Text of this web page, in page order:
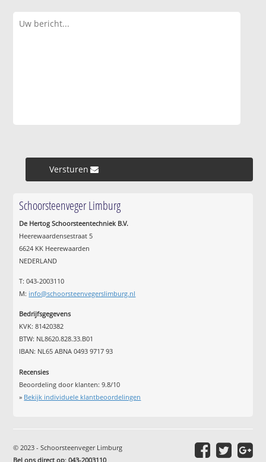
Versturen »
Schoorsteenveger Limburg
De Hertog Schoorsteentechniek B.V.
Heerewaardensestraat 5
6624 KK Heerewaarden
NEDERLAND
T: 043-2003110
M: info@schoorsteenvegerslimburg.nl
Bedrijfsgegevens
KVK: 81420382
BTW: NL8620.828.33.B01
IBAN: NL65 ABNA 0493 9717 93
Recensies
Beoordeling door klanten:9.8/10
» Bekijk individuele klantbeoordelingen
© 2023 - Schoorsteenveger Limburg
Bel ons direct op:043-2003110